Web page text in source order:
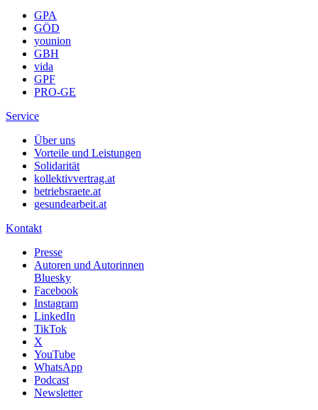
GPA
GÖD
younion
GBH
vida
GPF
PRO-GE
Service
Über uns
Vorteile und Leistungen
Solidarität
kollektivvertrag.at
betriebsraete.at
gesundearbeit.at
Kontakt
Presse
Autoren und Autorinnen
Bluesky
Facebook
Instagram
LinkedIn
TikTok
X
YouTube
WhatsApp
Podcast
Newsletter